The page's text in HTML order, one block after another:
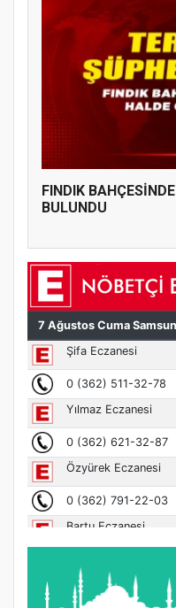
FINDIK
BULUNDU